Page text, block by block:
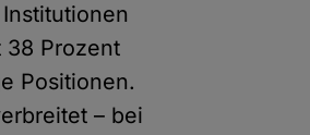
38 Prozent
Positionen.
– bei